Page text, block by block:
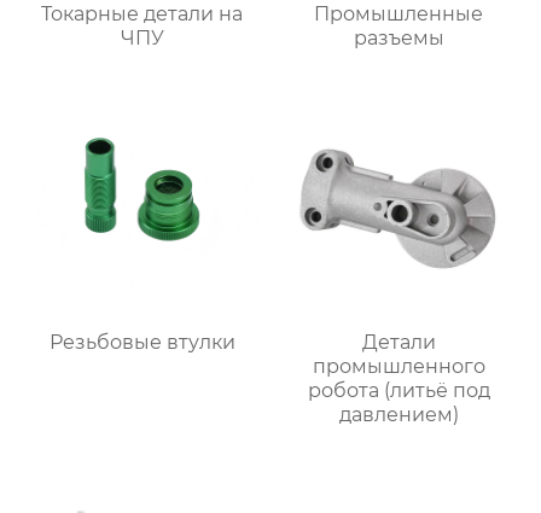
Токарные детали на
ЧПУ
Промышленные
разъемы
Резьбовые втулки
Детали
промышленного
робота (литьё под
давлением)